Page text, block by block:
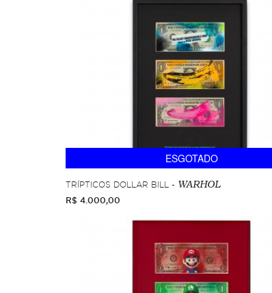
ESGOTADO
TRÍPTICOS DOLLAR BILL - WARHOL
R$ 4.000,00